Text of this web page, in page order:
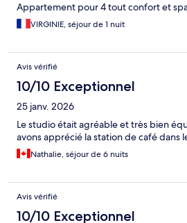
Appartement pour 4 tout confort et
VIRGINIE, séjour de 1 nuit
Avis vérifié
10/10 Exceptionnel
25 janv. 2026
Le studio était agréable et très bien
avons apprécié la station de café dans
Nathalie, séjour de 6 nuits
Avis vérifié
10/10 Exceptionnel